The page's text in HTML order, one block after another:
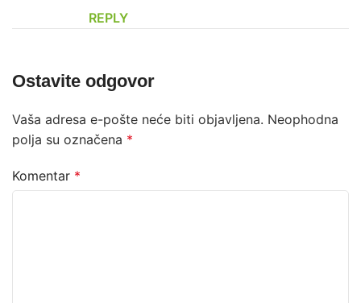
REPLY
Ostavite odgovor
Vaša adresa e-pošte neće biti objavljena. Neophodna
polja su označena *
Komentar *